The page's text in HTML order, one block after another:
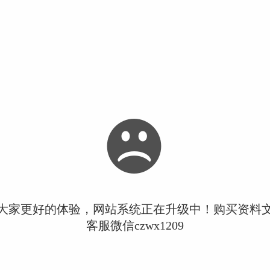
家更好的体验，网站系统正在升级中！购买资料
客服微信czwx1209